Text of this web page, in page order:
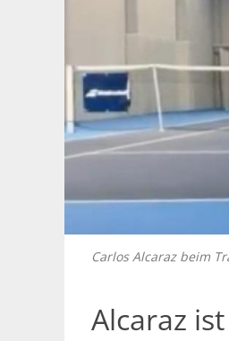
Carlos Alcaraz beim
Alcaraz